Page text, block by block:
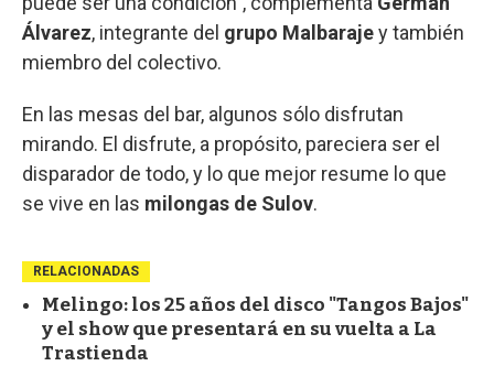
Álvarez, integrante del grupo Malbarajey también
miembro del colectivo.
En las mesas del bar, algunos sólo disfrutan
mirando. El disfrute, a propósito, pareciera ser el
disparador de todo, y lo que mejor resume lo que
se vive en las milongas de Sulov.
RELACIONADAS
Melingo: los 25 años del disco "Tangos Bajos"
y el show que presentará en su vuelta a La
Trastienda